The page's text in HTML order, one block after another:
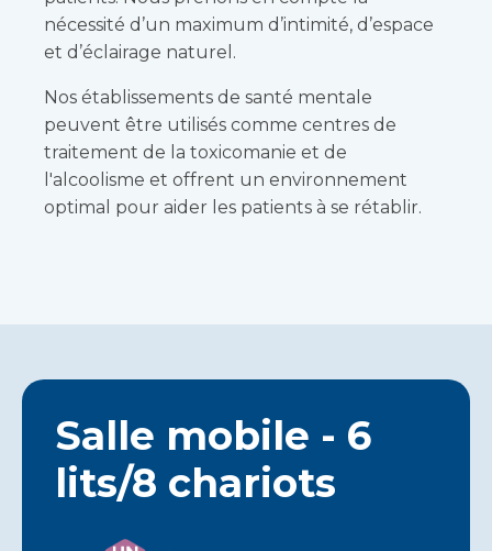
nécessité d’un maximum d’intimité, d’espace
et d’éclairage naturel.
Nos établissements de santé mentale
peuvent être utilisés comme centres de
traitement de la toxicomanie et de
l'alcoolisme et offrent un environnement
optimal pour aider les patients à se rétablir.
Salle mobile - 6
lits/8 chariots